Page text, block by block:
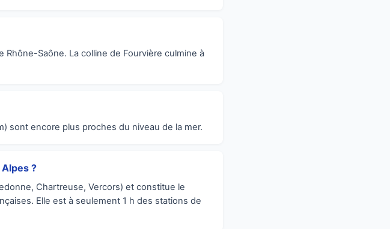
Saône. La colline de Fourvière culmine à
sont encore plus proches du niveau de la mer.
?
Chartreuse, Vercors) et constitue le
Elle est à seulement 1 h des stations de